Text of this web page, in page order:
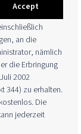
Accept
an die
nämlich
die Erbringung
2002
344) zu erhalten.
Die
jederzeit